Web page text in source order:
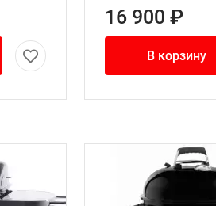
16 900 ₽
В корзину